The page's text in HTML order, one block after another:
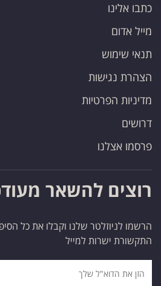
כתבו אלינו
מייל אדום
תנאי שימוש
הצהרת נגישות
מדיניות הפרטיות
דרושים
פרסמו אצלנו
רוצים להשאר
הרשמו לניוזלטר שלנו וקבלו את כל
התקשורת ישרות למייל